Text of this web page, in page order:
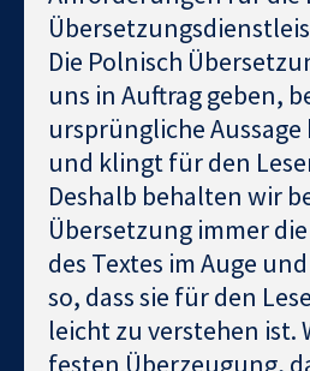
Die Polnisch
uns in Auftrag geben,
ursprüngliche
und klingt für den
Deshalb behalten wir
Übersetzung immer
des Textes im Auge
so, dass sie für den
leicht zu verstehen ist.
festen Überzeugung,